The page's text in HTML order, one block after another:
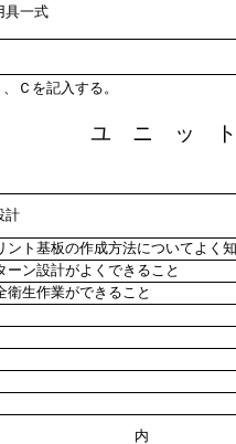
具一式
Ｃを記入する。
ユ ニ ッ
計
ント基板の作成方法についてよく
ーン設計がよくできること
衛生作業ができること
内